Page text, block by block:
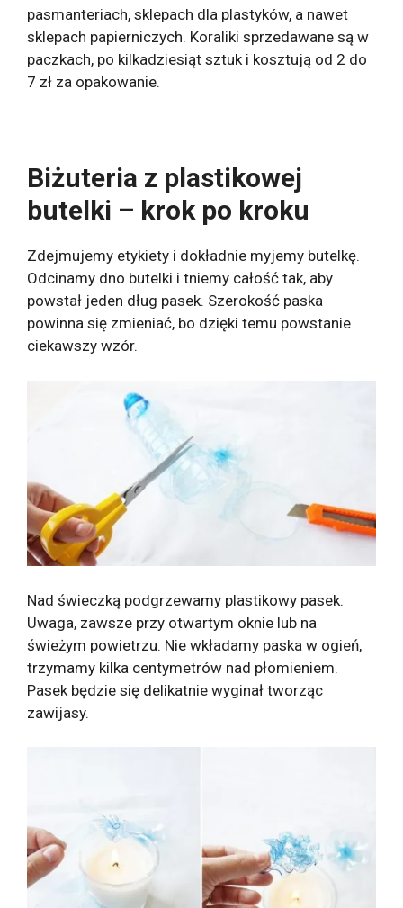
pasmanteriach, sklepach dla plastyków, a nawet
sklepach papierniczych. Koraliki sprzedawane są w
paczkach, po kilkadziesiąt sztuk i kosztują od 2 do
7 zł za opakowanie.
Biżuteria z plastikowej
butelki – krok po kroku
Zdejmujemy etykiety i dokładnie myjemy butelkę.
Odcinamy dno butelki i tniemy całość tak, aby
powstał jeden dług pasek. Szerokość paska
powinna się zmieniać, bo dzięki temu powstanie
ciekawszy wzór.
Nad świeczką podgrzewamy plastikowy pasek.
Uwaga, zawsze przy otwartym oknie lub na
świeżym powietrzu. Nie wkładamy paska w ogień,
trzymamy kilka centymetrów nad płomieniem.
Pasek będzie się delikatnie wyginał tworząc
zawijasy.